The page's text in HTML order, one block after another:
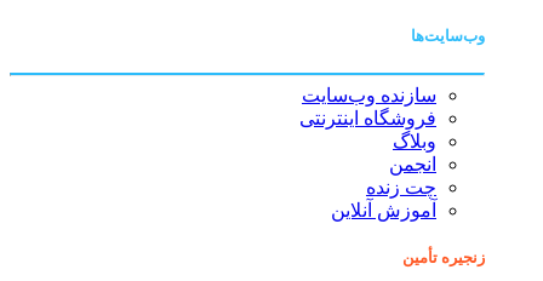
وب‌سایت‌ها
سازنده وب‌سایت
فروشگاه اینترنتی
وبلاگ
انجمن
چت زنده
آموزش آنلاین
زنجیره تأمین